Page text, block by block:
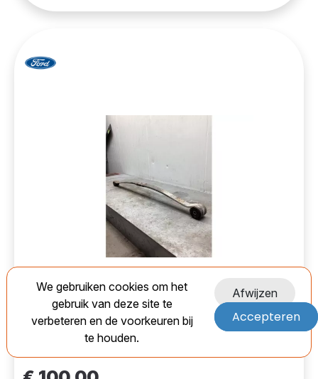
Ford 19949512 Bladveer achter-
8132281
EAN:
We gebruiken cookies om het
gebruik van deze site te
verbeteren en de voorkeuren bij
te houden.
Afwijzen
Accepteren